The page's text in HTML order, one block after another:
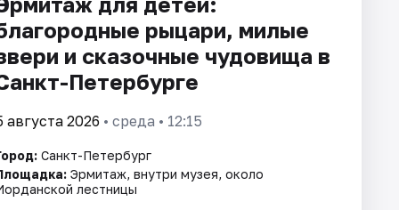
рыцари, милые
и сказочные чудовища в
Петербурге
августа 2026 • среда • 12:15
Санкт-Петербург
Эрмитаж, внутри музея, около
лестницы